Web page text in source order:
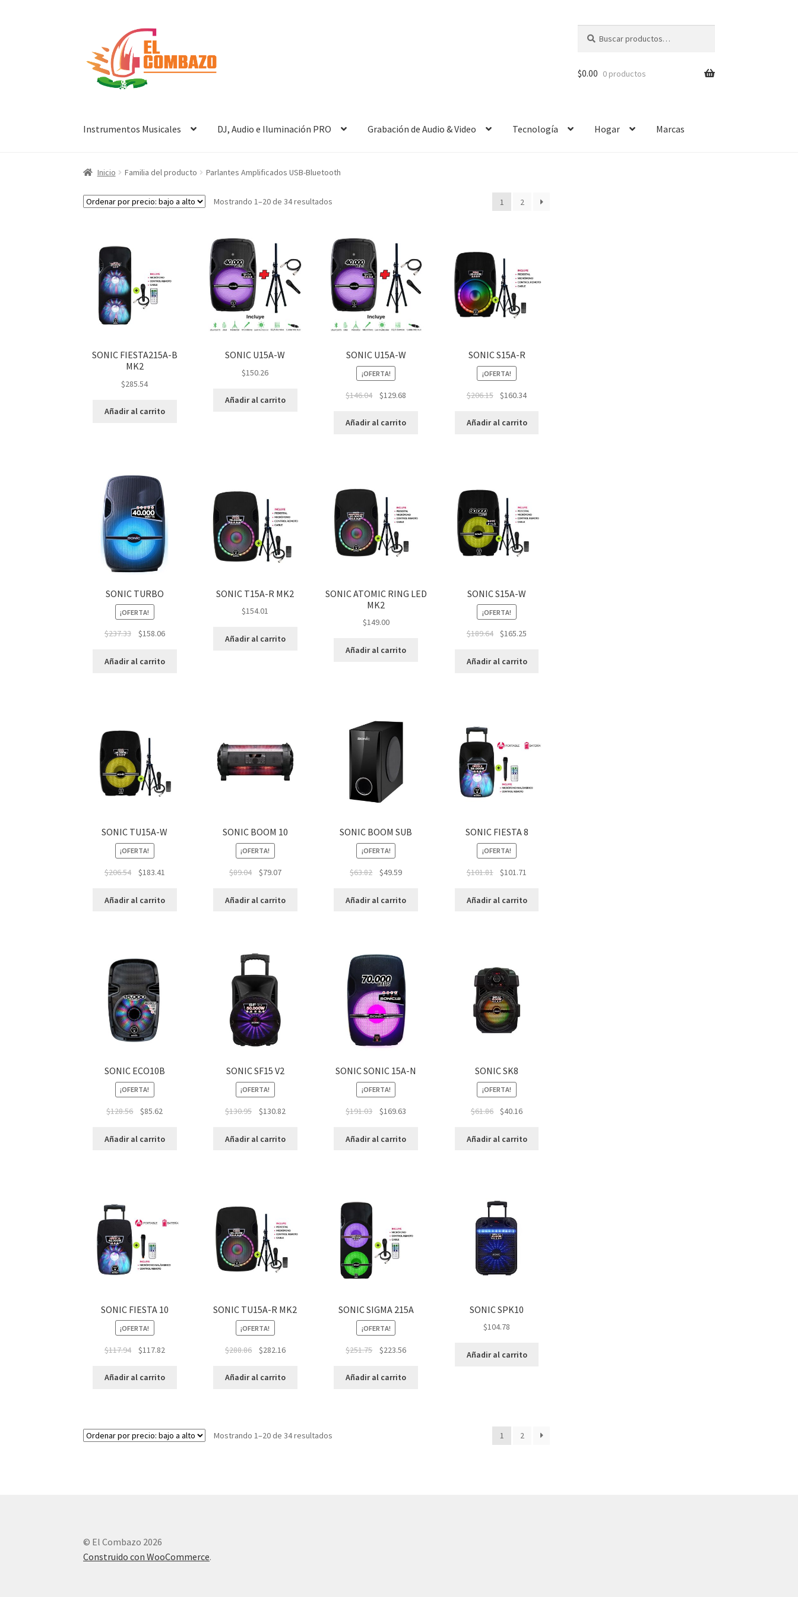
Instrumentos Musicales DJ, Audio e Iluminación PRO Grabación de Audio & Video Tecnología Hogar Marcas
$0.00 0 productos
Inicio Familia del producto Parlantes Amplificados USB-Bluetooth
Mostrando 1–20 de 34 resultados 1 2
SONIC FIESTA215A-B
MK2
$285.54
Añadir al carrito
SONIC U15A-W
$150.26
Añadir al carrito
SONIC U15A-W
¡OFERTA!
$146.04 $129.68
Añadir al carrito
SONIC S15A-R
¡OFERTA!
$206.15 $160.34
Añadir al carrito
SONIC TURBO
¡OFERTA!
$237.33 $158.06
Añadir al carrito
SONIC T15A-R MK2
$154.01
Añadir al carrito
SONIC ATOMIC RING LED
MK2
$149.00
Añadir al carrito
SONIC S15A-W
¡OFERTA!
$189.64 $165.25
Añadir al carrito
SONIC TU15A-W
¡OFERTA!
$206.54 $183.41
Añadir al carrito
SONIC BOOM 10
¡OFERTA!
$89.04 $79.07
Añadir al carrito
SONIC BOOM SUB
¡OFERTA!
$63.82 $49.59
Añadir al carrito
SONIC FIESTA 8
¡OFERTA!
$101.81 $101.71
Añadir al carrito
SONIC ECO10B
¡OFERTA!
$128.56 $85.62
Añadir al carrito
SONIC SF15 V2
¡OFERTA!
$130.95 $130.82
Añadir al carrito
SONIC SONIC 15A-N
¡OFERTA!
$191.03 $169.63
Añadir al carrito
SONIC SK8
¡OFERTA!
$61.86 $40.16
Añadir al carrito
SONIC FIESTA 10
¡OFERTA!
$117.94 $117.82
Añadir al carrito
SONIC TU15A-R MK2
¡OFERTA!
$288.86 $282.16
Añadir al carrito
SONIC SIGMA 215A
¡OFERTA!
$251.75 $223.56
Añadir al carrito
SONIC SPK10
$104.78
Añadir al carrito
Mostrando 1–20 de 34 resultados 1 2
© El Combazo 2026
Construido con WooCommerce.